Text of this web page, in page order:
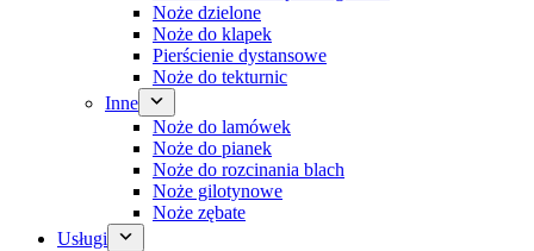
Noże dzielone
Noże do klapek
Pierścienie dystansowe
Noże do tekturnic
Inne
Noże do lamówek
Noże do pianek
Noże do rozcinania blach
Noże gilotynowe
Noże zębate
Usługi